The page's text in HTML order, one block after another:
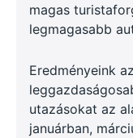
magas
legmagasabb
Eredményeink
utazásokat az
januárban,